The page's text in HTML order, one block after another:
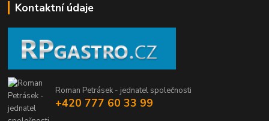
Kontaktní údaje
Roman Petrásek - jednatel společnosti
+420 777 60 33 99